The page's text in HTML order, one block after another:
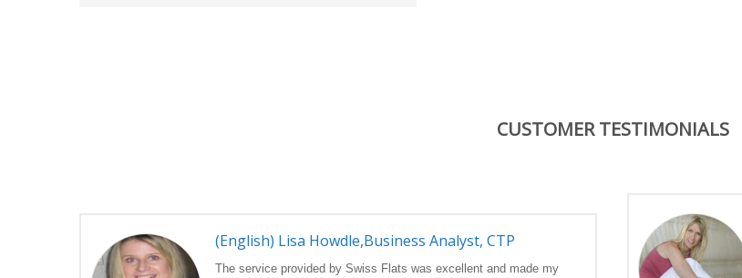
CUSTOMER TESTIMONIALS
(English) Lisa Howdle,Business Analyst, CTP
The service provided by Swiss Flats was excellent and made my